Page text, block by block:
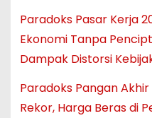
Paradoks Pasar Kerja
Ekonomi Tanpa
Dampak Distorsi
Paradoks Pangan
Rekor, Harga Beras di